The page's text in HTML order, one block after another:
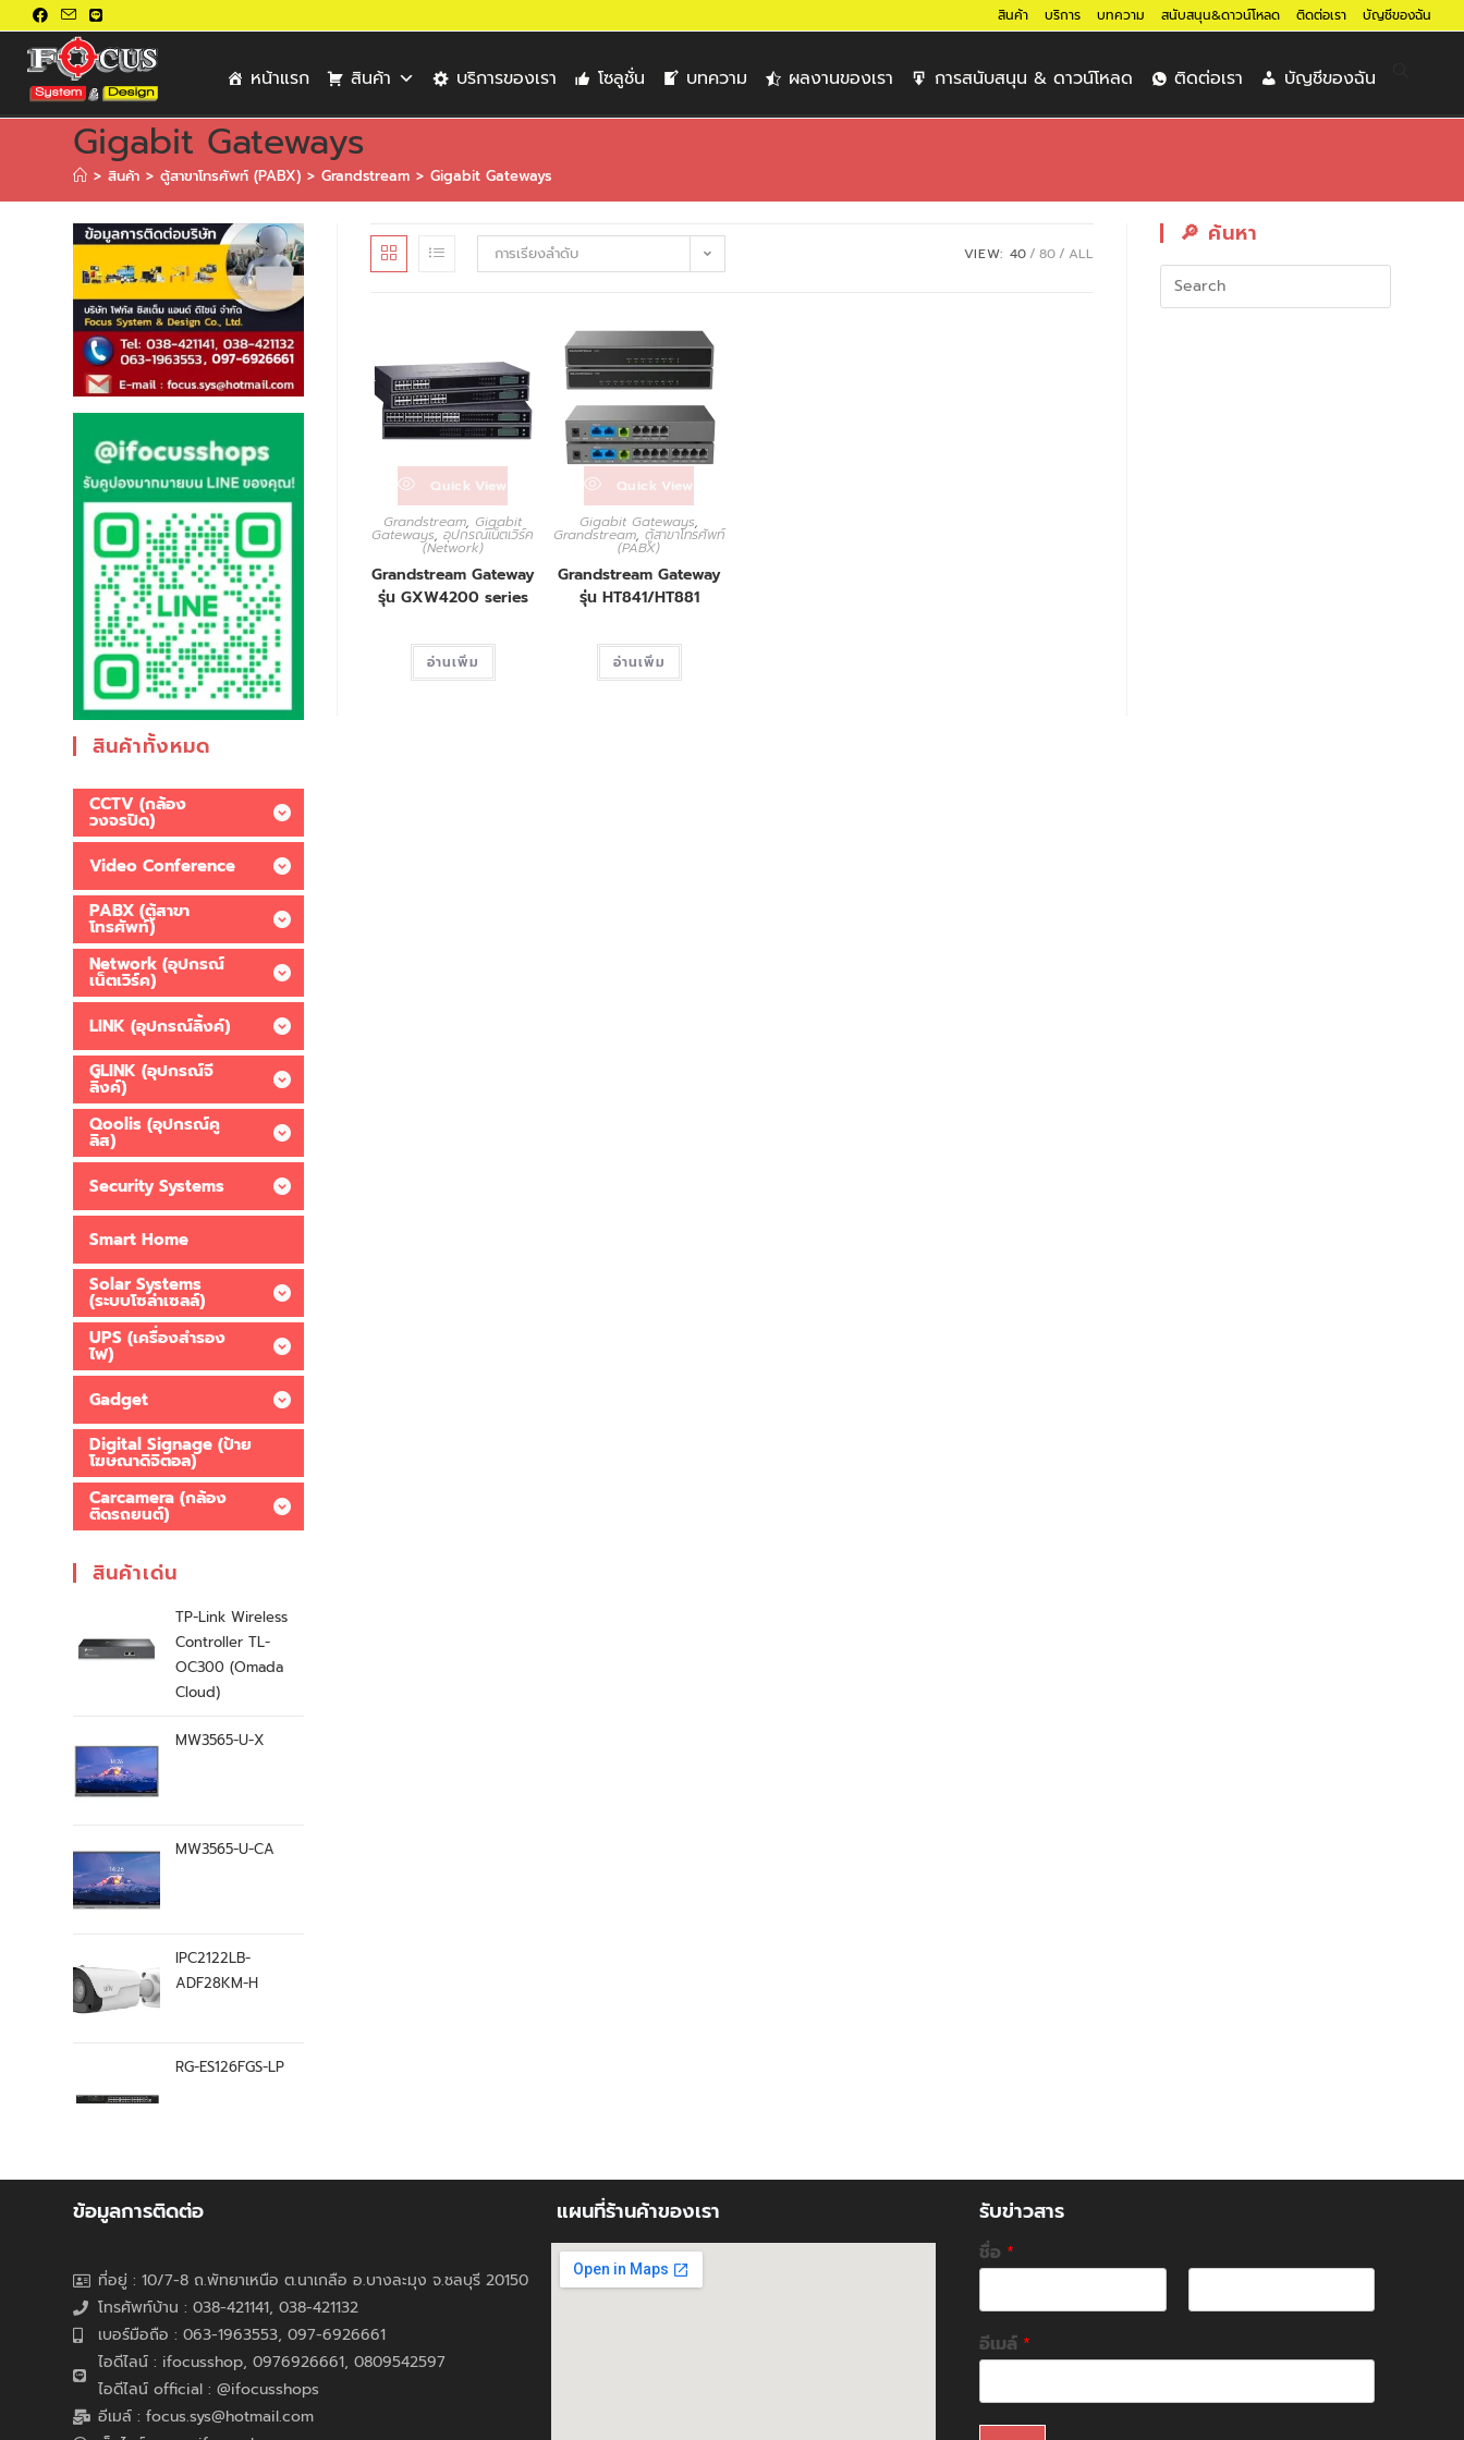
สินค้า บริการ บทความ สนับสนุน&ดาวน์โหลด ติดต่อเรา บัญชีของฉัน
หน้าแรก สินค้า บริการของเรา โซลูชั่น บทความ ผลงานของเรา การสนับสนุน & ดาวน์โหลด ติดต่อเรา บัญชีของฉัน
Gigabit Gateways
> สินค้า > ตู้สาขาโทรศัพท์ (PABX) > Grandstream > Gigabit Gateways
การเรียงลำดับ VIEW: 40 80 ALL
Quick View
Grandstream, Gigabit
Gateways,อุปกรณ์เน็ตเวิร์ค
(Network)
Grandstream Gateway
รุ่น GXW4200 series
อ่านเพิ่ม
Quick View
Gigabit Gateways,
Grandstream,ตู้สาขาโทรศัพท์
(PABX)
Grandstream Gateway
รุ่น HT841/HT881
อ่านเพิ่ม
สินค้าทั้งหมด
CCTV (กล้อง
วงจรปิด)
Video Conference
PABX (ตู้สาขา
โทรศัพท์)
Network (อุปกรณ์
เน็ตเวิร์ค)
LINK (อุปกรณ์ลิ้งค์)
GLINK (อุปกรณ์จี
ลิ้งค์)
Qoolis (อุปกรณ์คู
ลิส)
Security Systems
Smart Home
Solar Systems
(ระบบโซล่าเซลล์)
UPS (เครื่องสำรอง
ไฟ)
Gadget
Digital Signage (ป้าย
โฆษณาดิจิตอล)
Carcamera (กล้อง
ติดรถยนต์)
สินค้าเด่น
TP-Link Wireless
Controller TL-
OC300 (Omada
Cloud)
MW3565-U-X
MW3565-U-CA
IPC2122LB-
ADF28KM-H
RG-ES126FGS-LP
🔎︎ ค้นหา
ข้อมูลการติดต่อ
ที่อยู่ : 10/7-8 ถ.พัทยาเหนือ ต.นาเกลือ อ.บางละมุง จ.ชลบุรี 20150
โทรศัพท์บ้าน : 038-421141, 038-421132
เบอร์มือถือ : 063-1963553, 097-6926661
ไอดีไลน์ : ifocusshop, 0976926661, 0809542597
ไอดีไลน์ official : @ifocusshops
อีเมล์ : focus.sys@hotmail.com
แผนที่ร้านค้าของเรา รับข่าวสาร
ชื่อ *
i
rอีเมล์ *